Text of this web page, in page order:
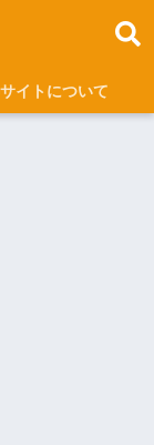
イトについて